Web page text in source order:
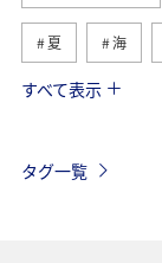
夏 海
冬 湖
すべて表示
タグ一覧